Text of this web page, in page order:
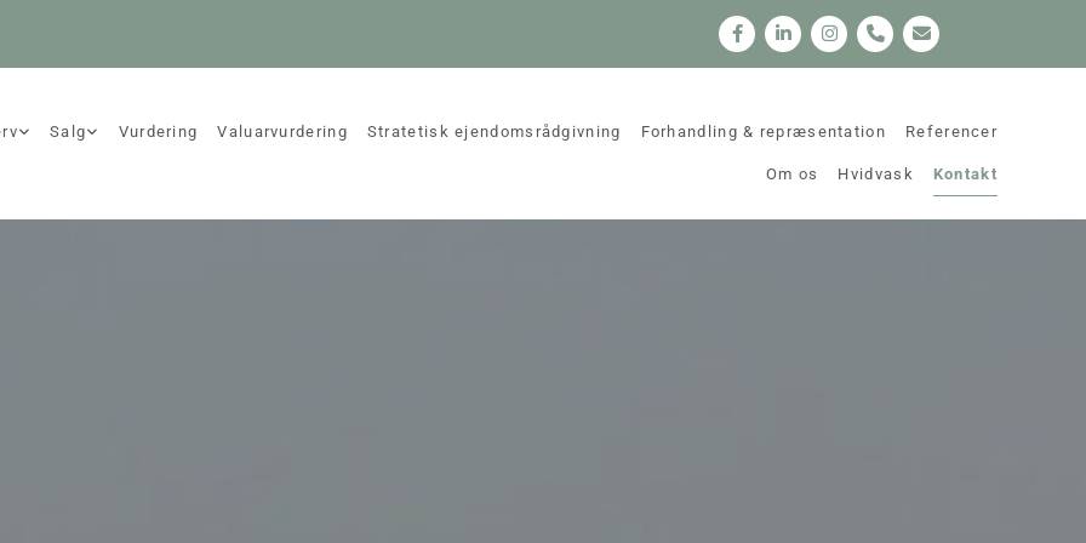
Salg Vurdering Valuarvurdering Stratetisk ejendomsrådgivning Forhandling & repræsentation Referencer
Om os Hvidvask Kontakt